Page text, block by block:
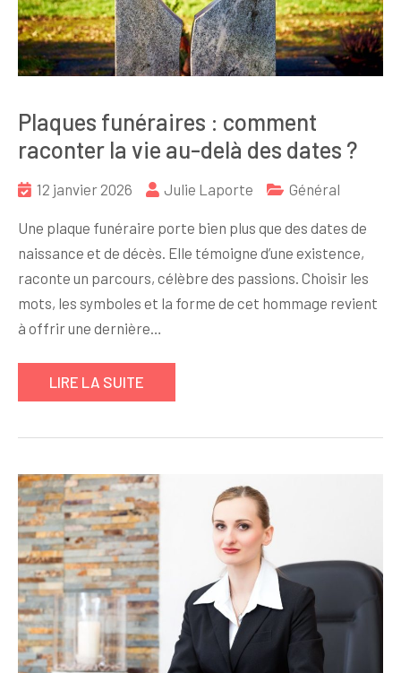
Plaques funéraires : comment
raconter la vie au-delà des dates ?
12 janvier 2026 Julie Laporte Général
Une plaque funéraire porte bien plus que des dates de
naissance et de décès. Elle témoigne d’une existence,
raconte un parcours, célèbre des passions. Choisir les
mots, les symboles et la forme de cet hommage revient
à offrir une dernière…
LIRE LA SUITE